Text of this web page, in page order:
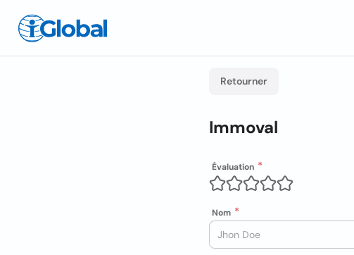
Retourner
Immoval
Évaluation
Nom